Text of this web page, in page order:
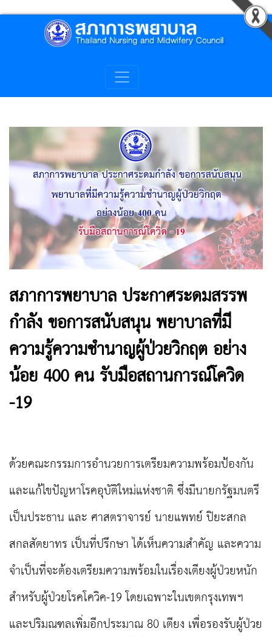
สภาการพยาบาล ประกาศระดมสรรพ
กำลัง ขอการสนับสนุน พยาบาลที่มี
ความรู้ความชำนาญผู้ป่วยวิกฤต อย่าง
น้อย 400 คน รับมือสถานการณ์โควิด
-19
ด้วยคณะกรรมการอำนวยการเตรียมความพร้อมป้องกัน
และแก้ไขปัญหาโรคอุบัติใหม่แห่งชาติ ซึ่งมีนายกรัฐมนตรี
เป็นประธาน และ ศาสตราจารย์ นายแพทย์ ปิยะสกล
สกลสัตยาทร เป็นที่ปรึกษา ได้เห็นความสำคัญ และความ
จำเป็นที่จะต้องเตรียมความพร้อมในเรื่องเตียงผู้ป่วยหนัก
สำหรับผู้ป่วยโรคโควิค-19 โดยเฉพาะในเขตกรุงเทพฯ
และปริมณฑลเพิ่มอีกประมาณ 80 เตียง เพื่อรองรับผู้ป่วย